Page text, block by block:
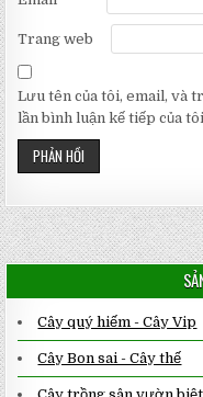
Trang web
Lưu tên của tôi, email, và
lần bình luận kế tiếp của
Cây quý hiếm - Cây Vip
Cây Bon sai - Cây thế